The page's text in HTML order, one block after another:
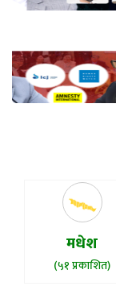
मधेश
(५१ प्रकाशित)